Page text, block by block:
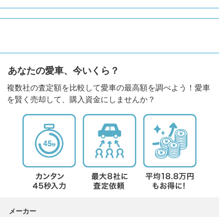
あなたの愛車、今いくら？
複数社の査定額を比較して愛車の最高額を調べよう！愛車
を賢く売却して、購入資金にしませんか？
メーカー